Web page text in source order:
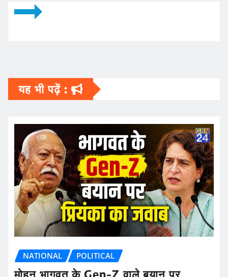
यह भी पढ़ें :
NATIONAL POLITICAL
मोहन भागवत के Gen-Z वाले बयान पर